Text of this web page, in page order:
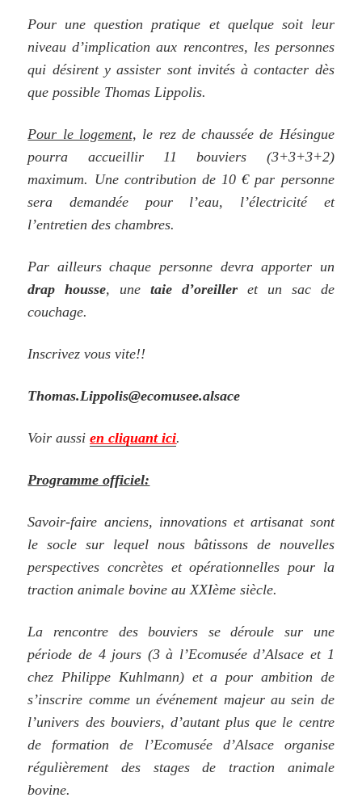
Pour une question pratique et quelque soit leur
niveau d’implication aux rencontres, les personnes
qui désirent y assister sont invités à contacter dès
que possible Thomas Lippolis.
Pour le logement, le rez de chaussée de Hésingue
pourra accueillir 11 bouviers (3+3+3+2)
maximum. Une contribution de 10 € par personne
sera demandée pour l’eau, l’électricité et
l’entretien des chambres.
Par ailleurs chaque personne devra apporter un
drap housse, unetaie d’oreiller et un sac de
couchage.
Inscrivez vous vite!!
Thomas.Lippolis@ecomusee.alsace
Voir aussien cliquant ici.
Programme officiel:
Savoir-faire anciens, innovations et artisanat sont
le socle sur lequel nous bâtissons de nouvelles
perspectives concrètes et opérationnelles pour la
traction animale bovine au XXIème siècle.
La rencontre des bouviers se déroule sur une
période de 4 jours (3 à l’Ecomusée d’Alsace et 1
chez Philippe Kuhlmann) et a pour ambition de
s’inscrire comme un événement majeur au sein de
l’univers des bouviers, d’autant plus que le centre
de formation de l’Ecomusée d’Alsace organise
régulièrement des stages de traction animale
bovine.